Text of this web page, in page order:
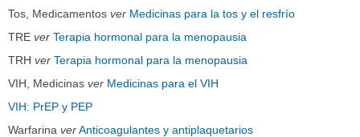
Tos, Medicamentos ver Medicinas para la tos y el resfrío
TRE ver Terapia hormonal para la menopausia
TRH ver Terapia hormonal para la menopausia
VIH, Medicinas ver Medicinas para el VIH
VIH: PrEP y PEP
Warfarina verAnticoagulantes y antiplaquetarios